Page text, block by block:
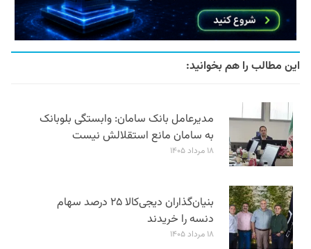
این مطالب را هم بخوانید:
مدیرعامل بانک سامان: وابستگی بلوبانک
به سامان مانع استقلالش نیست
۱۸ مرداد ۱۴۰۵
بنیان‌گذاران دیجی‌کالا ۲۵ درصد سهام
دنسه را خریدند
۱۸ مرداد ۱۴۰۵